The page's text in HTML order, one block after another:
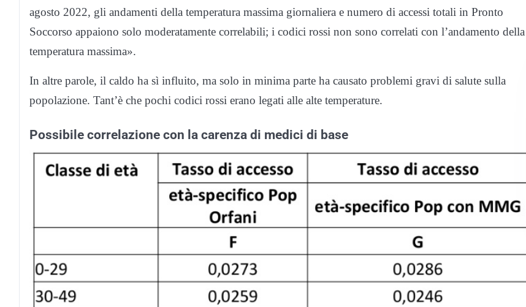
agosto 2022, gli andamenti della temperatura massima giornaliera e numero di accessi totali in Pronto
Soccorso appaiono solo moderatamente correlabili; i codici rossi non sono correlati con l’andamento della
temperatura massima».
In altre parole, il caldo ha sì influito, ma solo in minima parte ha causato problemi gravi di salute sulla
popolazione. Tant’è che pochi codici rossi erano legati alle alte temperature.
Possibile correlazione con la carenza di medici di base